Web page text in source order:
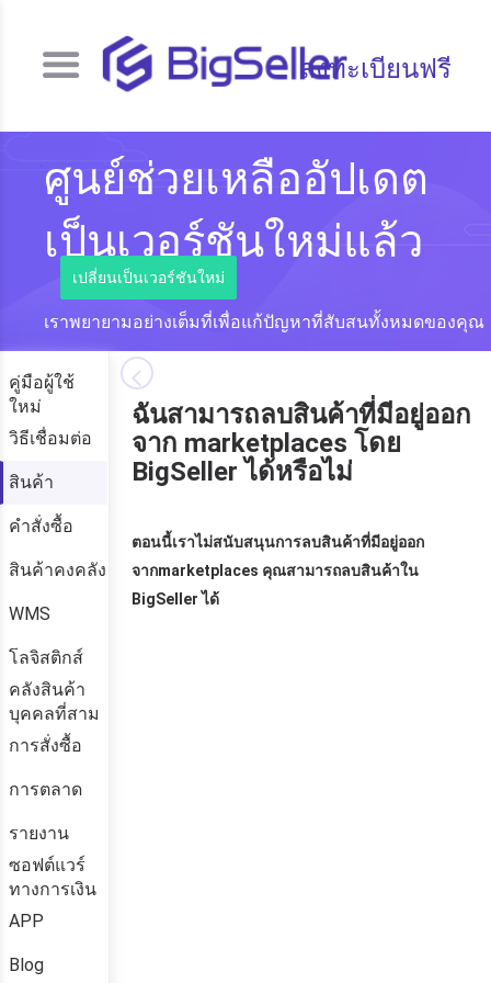
ลงทะเบียนฟรี
ศูนย์ช่วยเหลืออัปเดต
เป็นเวอร์ชันใหม่แล้ว
เปลี่ยนเป็นเวอร์ชันใหม่
เราพยายามอย่างเต็มที่เพื่อแก้ปัญหาที่สับสนทั้งหมดของคุณ
คู่มือผู้ใช้
ใหม่
วิธีเชื่อมต่อ
สินค้า
คำสั่งซื้อ
สินค้าคงคลัง
WMS
โลจิสติกส์
คลังสินค้า
บุคคลที่สาม
การสั่งซื้อ
การตลาด
รายงาน
ซอฟต์แวร์
ทางการเงิน
APP
Blog
ฉันสามารถลบสินค้าที่มีอยู่ออก
จาก marketplaces โดย
BigSeller ได้หรือไม่